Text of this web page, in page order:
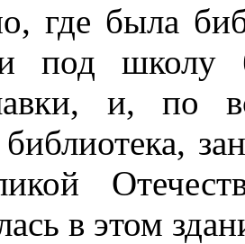
где была
под школу
и, по
библиотека,
в этом